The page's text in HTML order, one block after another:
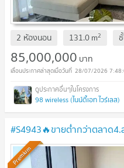
2 ห้องนอน 131.0m2
85,000,000 บาท
28/07/2026
98 wireless (ไนน์ตี้เอท ไวร์เลส)
#S4943🔥ขายต่ำกว่าตลาด
Premium